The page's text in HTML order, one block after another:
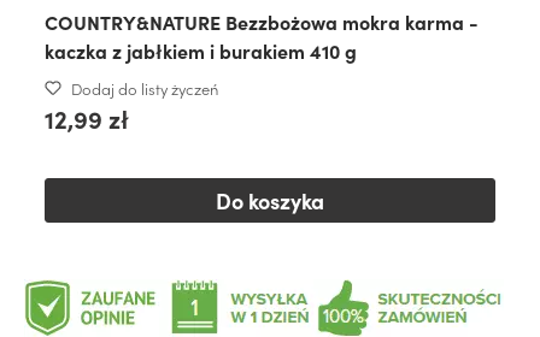
COUNTRY&NATURE Bezzbożowa mokra karma -
kaczka z jabłkiem i burakiem 410 g
Dodaj do listy życzeń
12,99 zł
Do koszyka